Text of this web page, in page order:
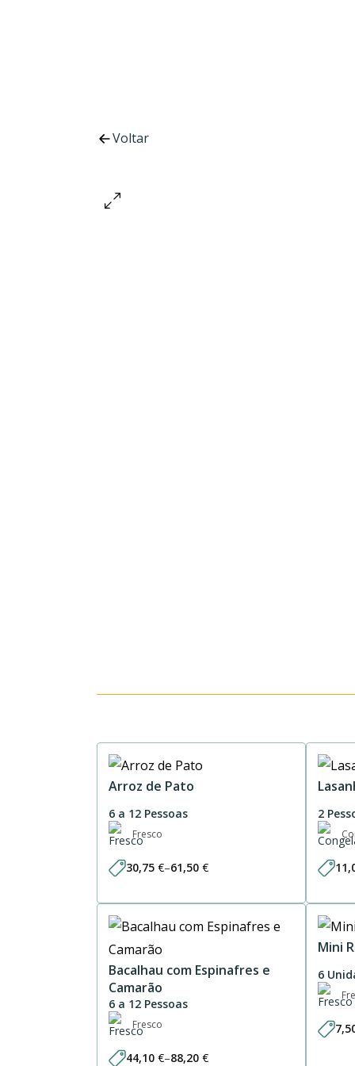
Voltar
Arroz de Pato
6 a 12 Pessoas
Fresco
30,75 €–61,50 €
Price
30,75 €
61,50 €
2
Bacalhau com Espinafres e
Camarão
6 a 12 Pessoas
Fresco
44,10 €–88,20 €
Mini
6